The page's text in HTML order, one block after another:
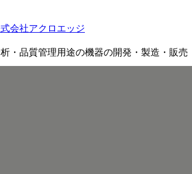
会社アクロエッジ
・品質管理用途の機器の開発・製造・販売